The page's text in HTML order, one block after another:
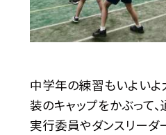
中学年の練習もいよいよ
装のキャップをかぶって
実行委員やダンスリーダ